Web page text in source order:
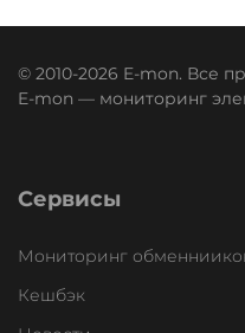
© 2010-2026 E-mon. Все
E-mon — мониторинг
Сервисы
Мониторинг
Кешбэк